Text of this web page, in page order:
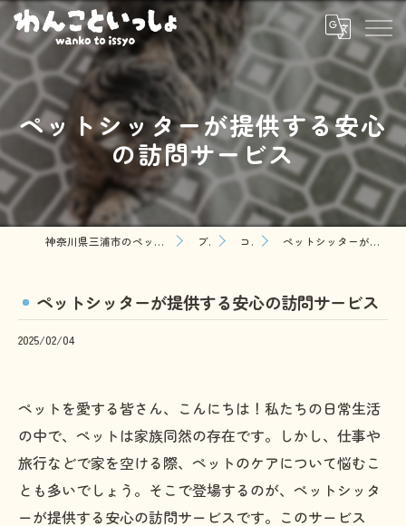
ペットシッターが提供する安心
の訪問サービス
神奈川県三浦市のペットシッターならわんこといっしょ ブログ コラム ペットシッターが提供する安心の訪問サービス
ペットシッターが提供する安心の訪問サービス
2025/02/04
ペットを愛する皆さん、こんにちは！私たちの日常生活
の中で、ペットは家族同然の存在です。しかし、仕事や
旅行などで家を空ける際、ペットのケアについて悩むこ
とも多いでしょう。そこで登場するのが、ペットシッタ
ーが提供する安心の訪問サービスです。このサービス